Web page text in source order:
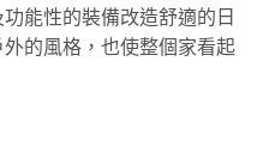
能性的裝備改造舒適的日
的風格，也使整個家看起